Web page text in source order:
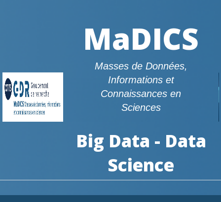
MaDICS
Masses de Données,
Informations et
Connaissances en
Sciences
Big Data - Data
Science